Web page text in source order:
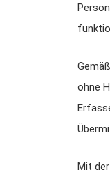
ohne
Mit